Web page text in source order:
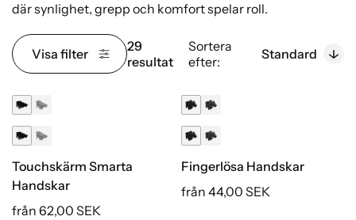
där synlighet, grepp och komfort spelar roll.
Visa filter
29
resultat
Sortera
efter:
Standard
Touchskärm Smarta
Handskar
från 62,00 SEK
Fingerlösa Handskar
från 44,00 SEK